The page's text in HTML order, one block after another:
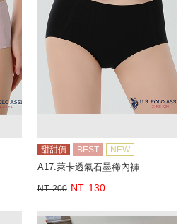
甜甜價 BEST NEW
A17.萊卡透氣石墨稀內褲
NT. 200 NT. 130